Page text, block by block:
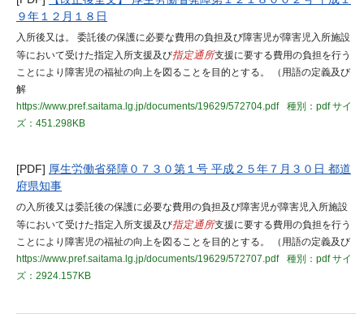
９年１２月１８日
入所後又は。 委託後の保護に必要な費用の負担及び障害児が障害児入所施設
等において受けた指定入所支援及び指定通所支援に要する費用の負担を行う
ことにより障害児の福祉の向上を図ることを目的とする。 （用語の定義及び
解
https://www.pref.saitama.lg.jp/documents/19629/572704.pdf
種別：pdfサイ
ズ：451.298KB
[PDF] 厚生労働省発障０７３０第１号 平成２５年７月３０日 都道
府県知事
の入所後又は委託後の保護に必要な費用の負担及び障害児が障害児入所施設
等において受けた指定入所支援及び指定通所支援に要する費用の負担を行う
ことにより障害児の福祉の向上を図ることを目的とする。 （用語の定義及び
https://www.pref.saitama.lg.jp/documents/19629/572707.pdf
種別：pdfサイ
ズ：2924.157KB